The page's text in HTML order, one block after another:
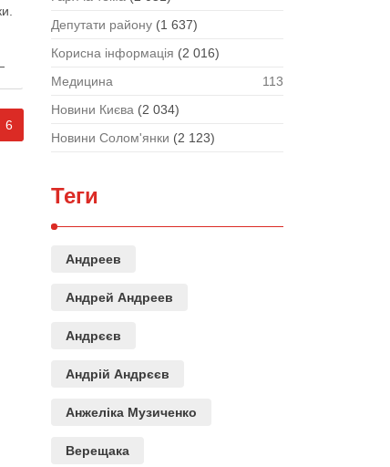
6
Депутати району (1 637)
Корисна інформація (2 016)
Медицина
113
Новини Києва (2 034)
Новини Солом'янки (2 123)
Теги
Андреев
Андрей Андреев
Андрєєв
Андрій Андрєєв
Анжеліка Музиченко
Верещака